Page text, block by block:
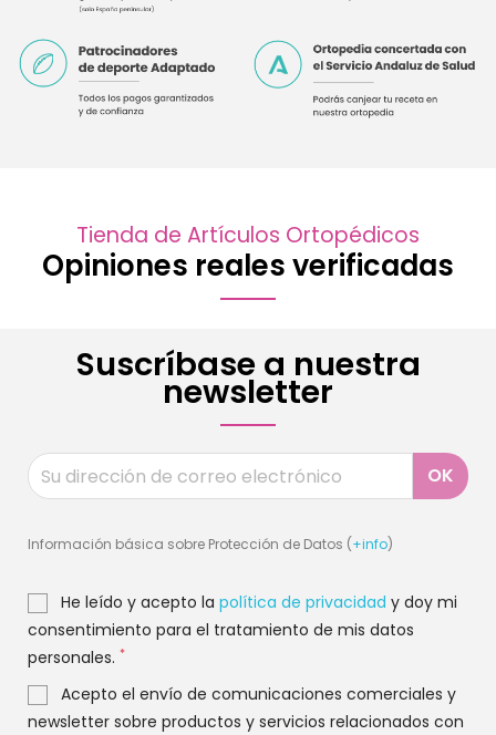
Tienda de Artículos Ortopédicos
Opiniones reales verificadas
Suscríbase a nuestra
newsletter
Información básica sobre Protección de Datos (+info)
He leído y acepto la política de privacidad y doy mi
consentimiento para el tratamiento de mis datos
personales. *
Acepto el envío de comunicaciones comerciales y
newsletter sobre productos y servicios relacionados con